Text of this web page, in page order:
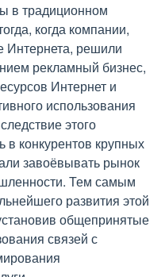
в традиционном
когда компании,
Интернета, решили
рекламный бизнес,
Интернет и
использования
этого
в конкурентов крупных
завоёвывать рынок
Тем самым
развития этой
общепринятые
связей с